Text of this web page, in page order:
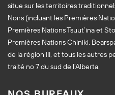
situe sur les territoires
Noirs (incluant les Premières
Premières Nations Tsuut’ina et
Premières Nations Chiniki,
de la région III, et tous les autres
traité no 7 du sud de l’Alberta.